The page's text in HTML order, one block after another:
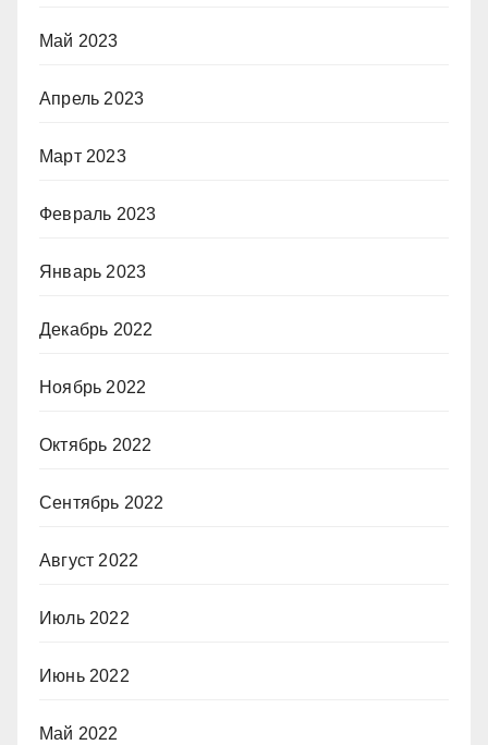
Май 2023
Апрель 2023
Март 2023
Февраль 2023
Январь 2023
Декабрь 2022
Ноябрь 2022
Октябрь 2022
Сентябрь 2022
Август 2022
Июль 2022
Июнь 2022
Май 2022